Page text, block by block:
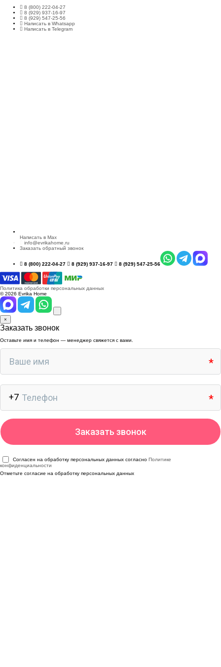
8 (800) 222-04-27
8 (929) 937-16-97
8 (929) 547-25-56
Написать в Whatsapp
Написать в Telegram
Написать в Max
info@evrikahome.ru
Заказать обратный звонок
8 (800) 222-04-27 8 (929) 937-16-97 8 (929) 547-25-56
Политика обработки персональных данных
© 2026 Evrika Home
×
Заказать звонок
Оставьте имя и телефон — менеджер свяжется с вами.
Согласен на обработку персональных данных согласно Политике
конфиденциальности
Отметьте согласие на обработку персональных данных